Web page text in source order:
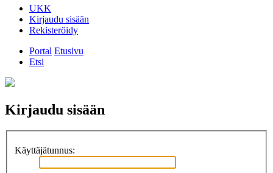
UKK
Kirjaudu sisään
Rekisteröidy
Portal Etusivu
Etsi
Kirjaudu sisään
Käyttäjätunnus: